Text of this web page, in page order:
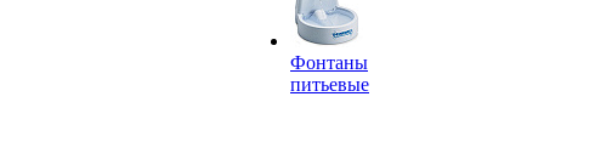
Фонтаны
питьевые